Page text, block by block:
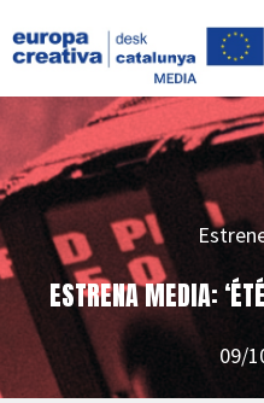
ESTRENA MEDIA:
09/